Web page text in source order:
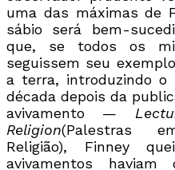
uma das máximas de
sábio será bem-
que, se todos os
seguissem seu
a terra, introduzindo o
década depois da
avivamento —
Religion(Palestras
Religião), Finney
avivamentos